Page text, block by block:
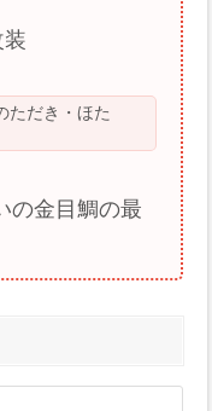
ただき・ほた
の金目鯛の最